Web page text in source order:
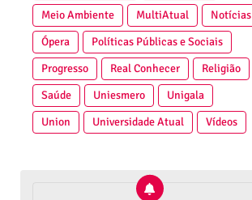
Meio Ambiente
MultiAtual
Notícias
Ópera
Políticas Públicas e Sociais
Progresso
Real Conhecer
Religião
Saúde
Uniesmero
Unigala
Union
Universidade Atual Vídeos